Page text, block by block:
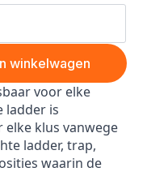
winkelwagen
voor elke
ladder is
klus vanwege
ladder, trap,
waarin de